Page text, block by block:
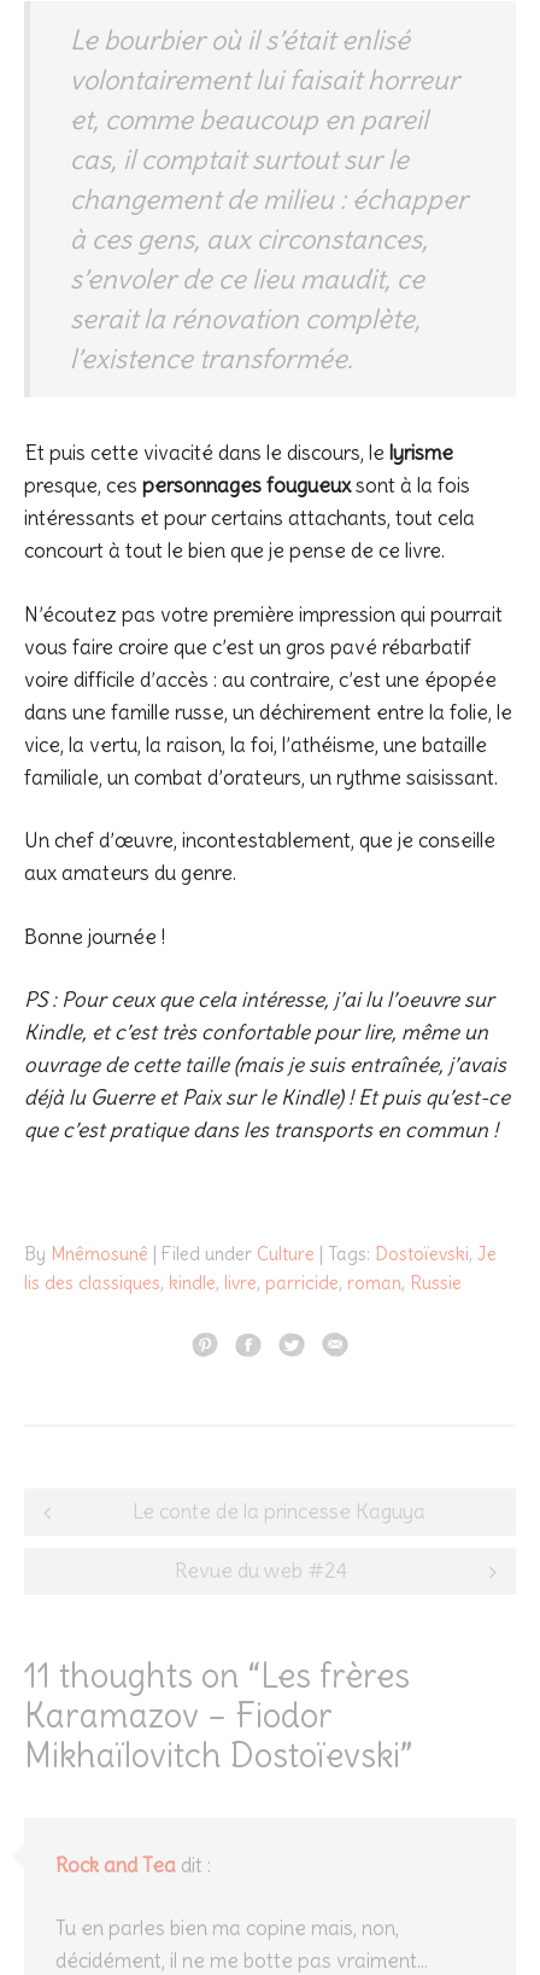
Le bourbier où il s’était enlisé
volontairement lui faisait horreur
et, comme beaucoup en pareil
cas, il comptait surtout sur le
changement de milieu : échapper
à ces gens, aux circonstances,
s’envoler de ce lieu maudit, ce
serait la rénovation complète,
l’existence transformée.
Et puis cette vivacité dans le discours, le lyrisme
presque, ces personnages fougueuxsont à la fois
intéressants et pour certains attachants, tout cela
concourt à tout le bien que je pense de ce livre.
N’écoutez pas votre première impression qui pourrait
vous faire croire que c’est un gros pavé rébarbatif
voire difficile d’accès : au contraire, c’est une épopée
dans une famille russe, un déchirement entre la folie, le
vice, la vertu, la raison, la foi, l’athéisme, une bataille
familiale, un combat d’orateurs, un rythme saisissant.
Un chef d’œuvre, incontestablement, que je conseille
aux amateurs du genre.
Bonne journée !
PS : Pour ceux que cela intéresse, j’ai lu l’oeuvre sur
Kindle, et c’est très confortable pour lire, même un
ouvrage de cette taille (mais je suis entraînée, j’avais
déjà lu Guerre et Paix sur le Kindle) ! Et puis qu’est-ce
que c’est pratique dans les transports en commun !
By Mnêmosunê | Filed under Culture | Tags: Dostoïevski, Je
lis des classiques, kindle, livre, parricide, roman, Russie
Post
navigation
Le conte de la princesse Kaguya
Revue du web #24
11 thoughts on “Les frères
Karamazov – Fiodor
Mikhaïlovitch Dostoïevski”
Rock and Tea dit :
Tu en parles bien ma copine mais, non,
décidément, il ne me botte pas vraiment…